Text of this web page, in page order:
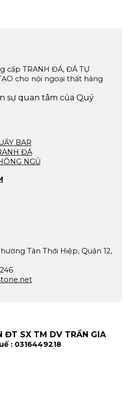
cấp TRANH ĐÁ, ĐÁ TỰ
cho nội ngoại thất hàng
sự quan tâm của Quý
BAR
ĐÁ
NGỦ
Tân Thới Hiệp, Quận 12,
ĐT SX TM DV TRẦN GIA
: 0316449218